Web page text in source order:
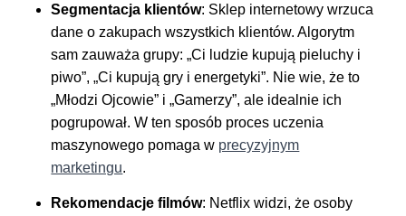
Segmentacja klientów: Sklep internetowy wrzuca
dane o zakupach wszystkich klientów. Algorytm
sam zauważa grupy: „Ci ludzie kupują pieluchy i
piwo”, „Ci kupują gry i energetyki”. Nie wie, że to
„Młodzi Ojcowie” i „Gamerzy”, ale idealnie ich
pogrupował. W ten sposób proces uczenia
maszynowego pomaga w precyzyjnym
marketingu.
Rekomendacje filmów: Netflix widzi, że osoby